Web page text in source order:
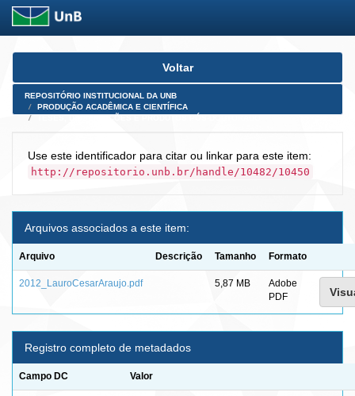
Skip
Voltar
REPOSITÓRIO INSTITUCIONAL DA UNB
PRODUÇÃO ACADÊMICA E CIENTÍFICA
Use este identificador para citar ou linkar para este item:
http://repositorio.unb.br/handle/10482/10450
Arquivos associados a este item:
Arquivo Descrição Tamanho Formato
2012_LauroCesarAraujo.pdf 5,87 MB
Adobe
PDF
Registro completo de metadados
Campo DC Valor